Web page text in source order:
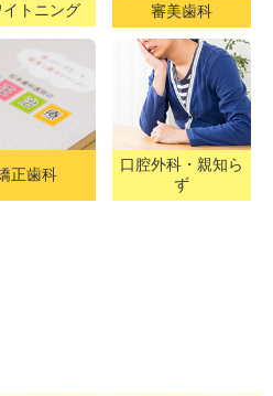
イトニング 審美歯科
正歯科
口腔外科・親知ら
ず